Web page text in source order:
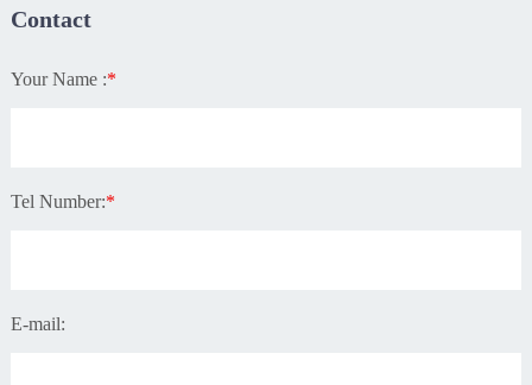
Contact
Your Name :*
Tel Number:*
E-mail: